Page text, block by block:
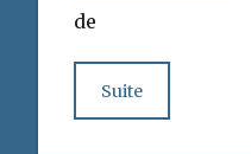
de
Suite